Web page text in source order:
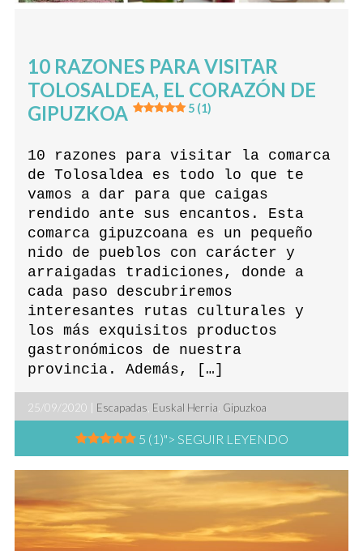
10 RAZONES PARA VISITAR
TOLOSALDEA, EL CORAZÓN DE
GIPUZKOA
5 (1)
10 razones para visitar la comarca
de Tolosaldea es todo lo que te
vamos a dar para que caigas
rendido ante sus encantos. Esta
comarca gipuzcoana es un pequeño
nido de pueblos con carácter y
arraigadas tradiciones, donde a
cada paso descubriremos
interesantes rutas culturales y
los más exquisitos productos
gastronómicos de nuestra
provincia. Además, […]
25/09/2020 | Escapadas Euskal Herria Gipuzkoa
5 (1)"> SEGUIR LEYENDO